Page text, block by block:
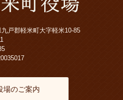
戸郡軽米町大字軽米10-85
場のご案内